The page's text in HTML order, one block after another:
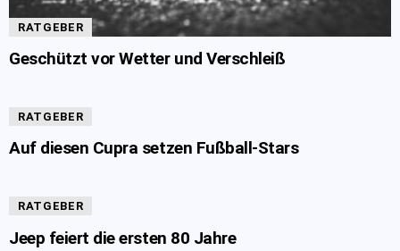
RATGEBER
Geschützt vor Wetter und Verschleiß
RATGEBER
Auf diesen Cupra setzen Fußball-Stars
RATGEBER
Jeep feiert die ersten 80 Jahre